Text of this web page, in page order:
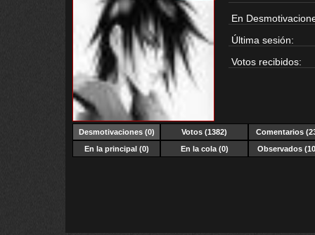
En
Última sesión:
Votos recibidos:
Desmotivaciones(0) Votos (1382)
Comentarios
En la principal (0)
En la cola (0) Observados